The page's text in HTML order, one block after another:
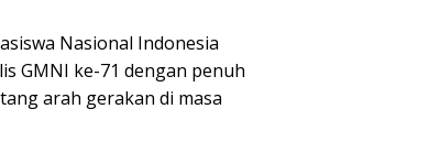
Nasional Indonesia
GMNI ke-71 dengan penuh
arah gerakan di masa